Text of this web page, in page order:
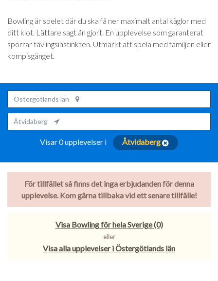
Bowling är spelet där du ska få ner maximalt antal käglor med
ditt klot. Lättare sagt än gjort. En upplevelse som garanterat
sporrar tävlingsinstinkten. Utmärkt att spela med familjen eller
kompisgänget.
Östergötlands län
Åtvidaberg
Visar 0 upplevelser i Åtvidaberg
För tillfället så finns det inga erbjudanden för denna
upplevelse. Kom gärna tillbaka vid ett senare tillfälle!
Visa Bowling för hela Sverige (0)
eller
Visa alla upplevelser i Östergötlands län